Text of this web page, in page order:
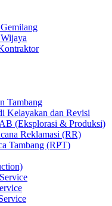
Tambang
Kelayakan dan Revisi
(Eksplorasi & Produksi)
Reklamasi (RR)
Tambang (RPT)